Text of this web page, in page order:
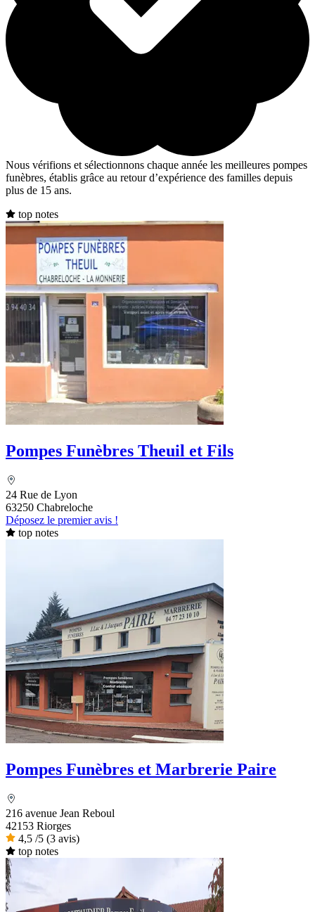
Nous vérifions et sélectionnons chaque année les meilleures pompes
funèbres, établis grâce au retour d’expérience des familles depuis
plus de 15 ans.
top notes
Pompes Funèbres Theuil et Fils
24 Rue de Lyon
63250 Chabreloche
Déposez le premier avis !
top notes
Pompes Funèbres et Marbrerie Paire
216 avenue Jean Reboul
42153 Riorges
4,5 /5 (3 avis)
top notes